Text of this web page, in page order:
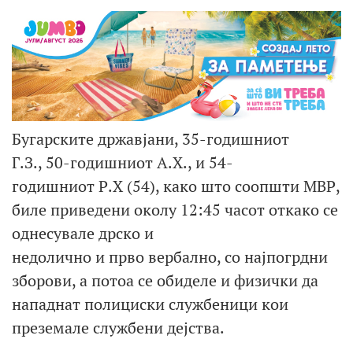
Бугарските државјани, 35-годишниот
Г.З., 50-годишниот А.Х., и 54-
годишниот Р.Х (54), како што соопшти МВР,
биле приведени околу 12:45 часот откако се
однесувале дрско и
недолично и прво вербално, со најпогрдни
зборови, а потоа се обиделе и физички да
нападнат полициски службеници кои
преземале службени дејства.